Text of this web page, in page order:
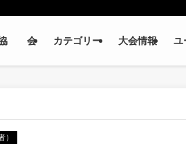
会 カテゴリー 大会情報 ユ
）